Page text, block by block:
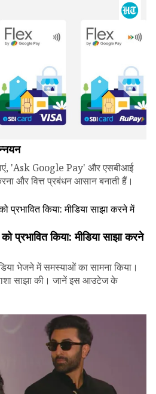
'Ask Google Pay' और एसबीआई
और वित्त प्रबंधन आसान बनाती हैं।
प्रभावित किया: मीडिया साझा करने
भेजने में समस्याओं का सामना किया।
साझा की। जानें इस आउटेज के